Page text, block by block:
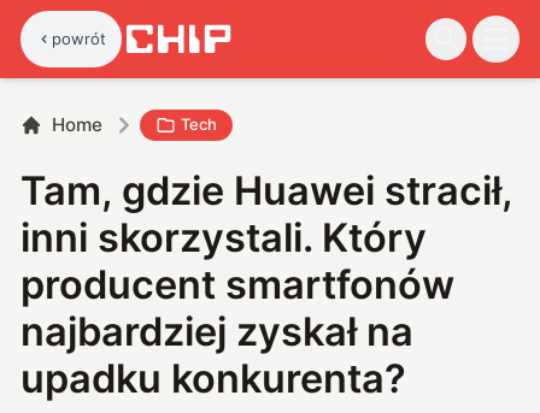
powrót
Home Tech
Tam, gdzie Huawei stracił,
inni skorzystali. Który
producent smartfonów
najbardziej zyskał na
upadku konkurenta?